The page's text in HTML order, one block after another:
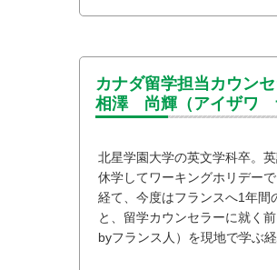
カナダ留学担当カウン
相澤 尚輝（アイザワ
北星学園大学の英文学科卒。
休学してワーキングホリデー
経て、今度はフランスへ1年間
と、留学カウンセラーに就く
byフランス人）を現地で学ぶ